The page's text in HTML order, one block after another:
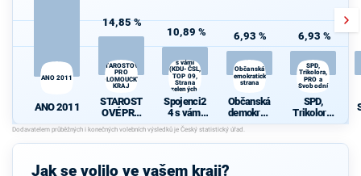
ANO 2011
ANO 2011
14,85 %
STAROSTOVÉ
PRO
OLOMOUCKÝ
KRAJ
STAROST
OVÉ PRO
OLOMOU
CKÝ KRAJ
10,89 %
s vámi
(KDU-ČSL,
TOP 09,
Strana
zelených,
Nestraníci)
Spojenci2
4 s vámi
(KDU-
ČSL, TOP
09, Strana
Nestraníci
6,93 %
Občanská
demokratická
strana
Občanská
demokrati
cká strana
6,93 %
SPD,
Trikolora,
PRO a
Svobodní
SPD,
Trikolora,
PRO a
Jak se volilo ve vašem kraji?